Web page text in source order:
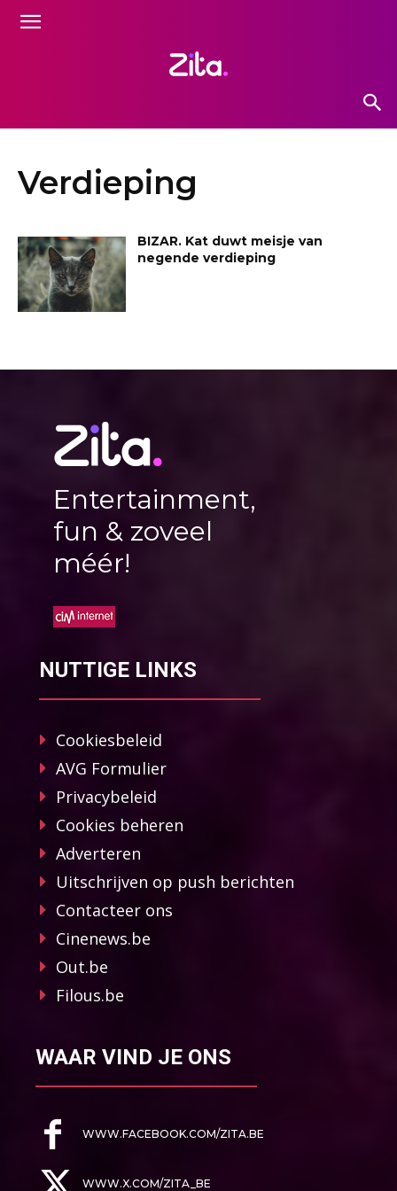
Verdieping
BIZAR. Kat duwt meisje van
negende verdieping
Entertainment,
fun & zoveel
méér!
NUTTIGE LINKS
Cookiesbeleid
AVG Formulier
Privacybeleid
Cookies beheren
Adverteren
Uitschrijven op push berichten
Contacteer ons
Cinenews.be
Out.be
Filous.be
WAAR VIND JE ONS
WWW.FACEBOOK.COM/ZITA.BE
WWW.X.COM/ZITA_BE